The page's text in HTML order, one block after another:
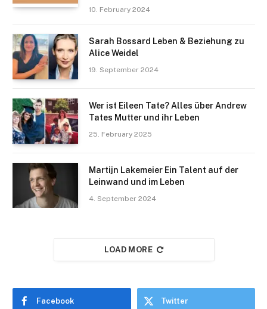
10. February 2024
Sarah Bossard Leben & Beziehung zu
Alice Weidel
19. September 2024
Wer ist Eileen Tate? Alles über Andrew
Tates Mutter und ihr Leben
25. February 2025
Martijn Lakemeier Ein Talent auf der
Leinwand und im Leben
4. September 2024
LOAD MORE
Facebook Twitter